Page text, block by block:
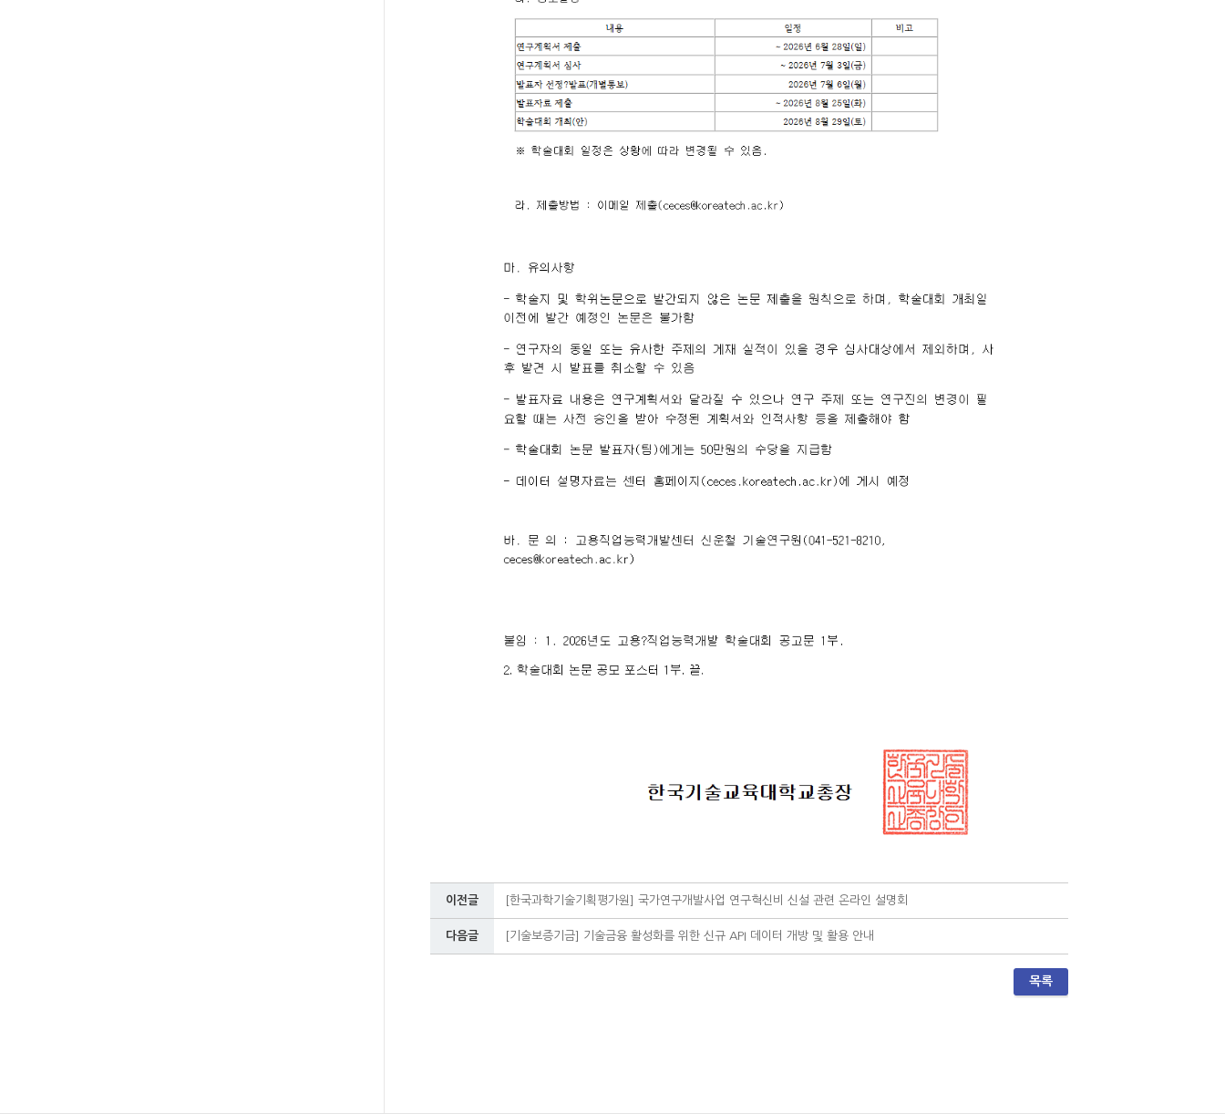
이전글 [한국과학기술기획평가원] 국가연구개발사업 연구혁신비 신설 관련 온라인 설명회
다음글 [기술보증기금] 기술금융 활성화를 위한 신규 API 데이터 개방 및 활용 안내
목록